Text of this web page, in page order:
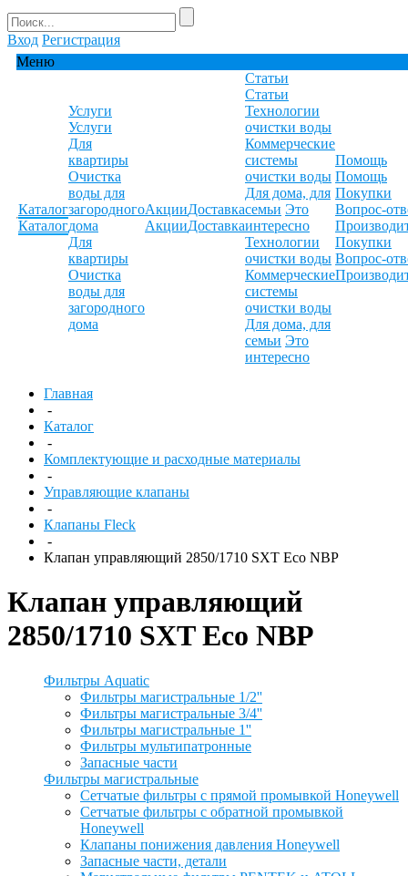
Вход Регистрация
Меню
Каталог
Каталог
Услуги
Услуги
Для
квартиры
Очистка
воды для
загородного
дома
Для
квартиры
Очистка
воды для
загородного
дома
Акции
Акции
Доставка
Доставка
Статьи
Статьи
Технологии
очистки воды
Коммерческие
системы
очистки воды
Для дома, для
семьи Это
интересно
Технологии
очистки воды
Коммерческие
системы
очистки воды
Для дома, для
семьи Это
интересно
Помощь
Помощь
Покупки
Вопрос-
Покупки
Вопрос-
Главная
-
Каталог
-
Комплектующие и расходные материалы
-
Управляющие клапаны
-
Клапаны Fleck
-
Клапан управляющий 2850/1710 SXT Eco NBP
Клапан управляющий
2850/1710 SXT Eco NBP
Фильтры Aquatic
Фильтры магистральные 1/2''
Фильтры магистральные 3/4''
Фильтры магистральные 1''
Фильтры мультипатронные
Запасные части
Фильтры магистральные
Сетчатые фильтры с прямой промывкой Honeywell
Сетчатые фильтры с обратной промывкой
Honeywell
Клапаны понижения давления Honeywell
Запасные части, детали